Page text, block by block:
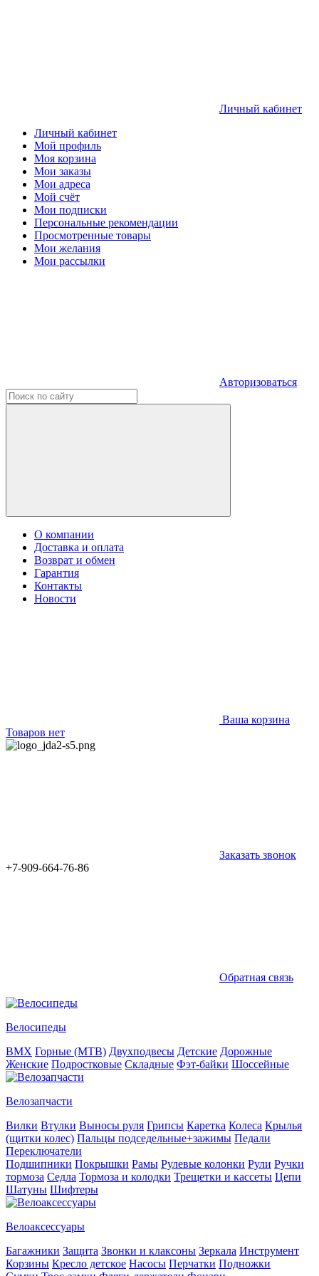
Личный кабинет
Личный кабинет
Мой профиль
Моя корзина
Мои заказы
Мои адреса
Мой счёт
Мои подписки
Персональные рекомендации
Просмотренные товары
Мои желания
Мои рассылки
Авторизоваться
О компании
Доставка и оплата
Возврат и обмен
Гарантия
Контакты
Новости
Ваша корзина
Товаров нет
Заказать звонок
+7-909-664-76-86
Обратная связь
Велосипеды
BMX Горные (MTB) Двухподвесы Детские Дорожные
Женские Подростковые Складные Фэт-байки Шоссейные
Велозапчасти
Вилки Втулки Выносы руля Грипсы Каретка Колеса Крылья
(щитки колес) Пальцы подседельные+зажимы Педали
Переключатели
Подшипники Покрышки Рамы Рулевые колонки Рули Ручки
тормоза Седла Тормоза и колодки Трещетки и кассеты Цепи
Шатуны Шифтеры
Велоаксессуары
Багажники Защита Звонки и клаксоны Зеркала Инструмент
Корзины Кресло детское Насосы Перчатки Подножки